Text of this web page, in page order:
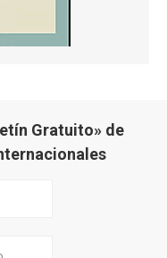
Gratuito» de